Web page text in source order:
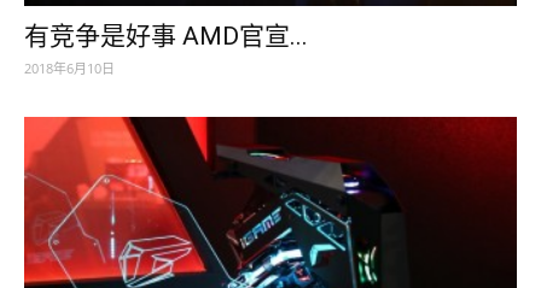
有竞争是好事 AMD官宣...
2018年6月10日